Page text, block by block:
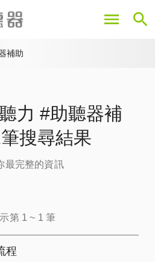
至
內
補助
力 #助聽器補
搜尋結果
最完整的資訊
第 1 ~ 1 筆
程